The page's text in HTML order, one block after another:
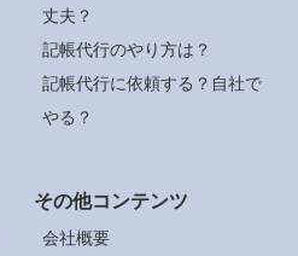
丈夫？
記帳代行のやり方は？
記帳代行に依頼する？自社で
やる？
その他コンテンツ
会社概要